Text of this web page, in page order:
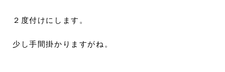
２度付けにします。
少し手間掛かりますがね。